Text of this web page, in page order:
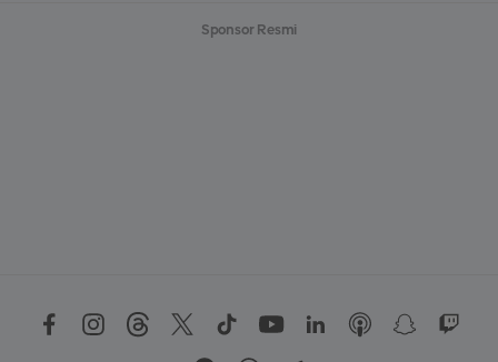
Sponsor Resmi